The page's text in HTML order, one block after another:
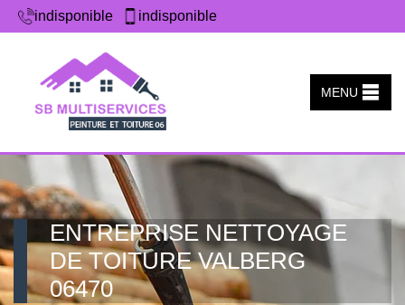
indisponible indisponible
MENU
ENTREPRISE NETTOYAGE
DE TOITURE VALBERG
06470